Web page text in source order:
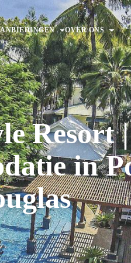
OVER ONS
Resort |
in